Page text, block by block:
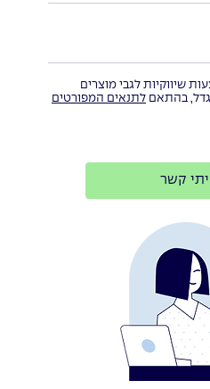
שיווקיות לגבי מוצרים
בהתאם לתנאים המפורטים
קשר